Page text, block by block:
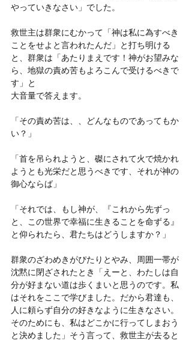
やっていきなさい」でした。
救世主は群衆にむかって「神は私に為すべき
ことをせよと言われたんだ」と打ち明ける
と、群衆は「あたりまえです！神がお望みな
ら、地獄の責め苦もよろこんで受けるべきで
す」と
大音量で答えます。
「その責め苦は、、どんなものであってもか
い？」
「首を吊られようと、磔にされて火で焼かれ
ようとも光栄だと思うべきです、それが神の
御心ならば」
「それでは、もし神が、『これから先ずっ
と、この世界で幸福に生きることを命ずる』
と仰られたら、君たちはどうしますか？」
群衆のざわめきがぴたりとやみ、周囲一帯が
沈黙に閉ざされたとき「えーと、わたしは自
分が好まない道は歩くまいと思うのです。私
はそれをここで学びました。だから君達も、
人に頼らず自分の好きなように生きなさい。
そのためにも、私はどこかに行ってしまおう
と決めました」そう言って、救世主が去ると